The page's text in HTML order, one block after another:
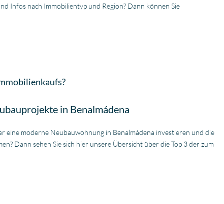
Infos nach Immobilientyp und Region? Dann können Sie
in Benalmádena
eine moderne Neubauwohnung in Benalmádena investieren und die
Dann sehen Sie sich hier unsere Übersicht über die Top 3 der zum